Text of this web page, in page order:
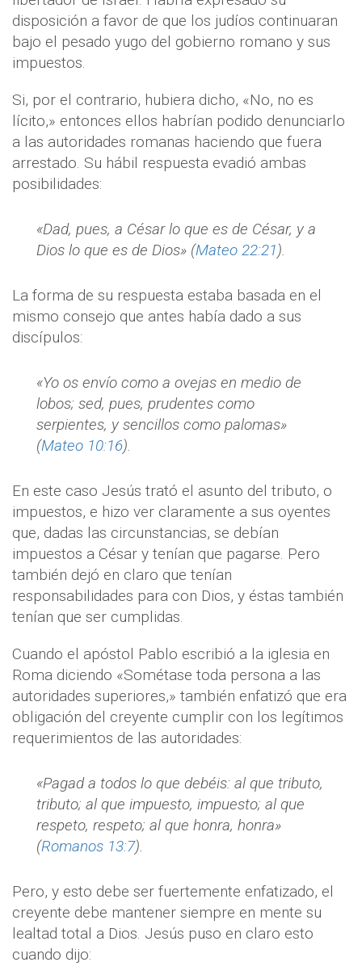
disposición a favor de que los judíos continuaran
bajo el pesado yugo del gobierno romano y sus
impuestos.
Si, por el contrario, hubiera dicho, «No, no es
lícito,» entonces ellos habrían podido denunciarlo
a las autoridades romanas haciendo que fuera
arrestado. Su hábil respuesta evadió ambas
posibilidades:
«Dad, pues, a César lo que es de César, y a
Dios lo que es de Dios» (Mateo 22:21).
La forma de su respuesta estaba basada en el
mismo consejo que antes había dado a sus
discípulos:
«Yo os envío como a ovejas en medio de
lobos; sed, pues, prudentes como
serpientes, y sencillos como palomas»
(Mateo 10:16).
En este caso Jesús trató el asunto del tributo, o
impuestos, e hizo ver claramente a sus oyentes
que, dadas las circunstancias, se debían
impuestos a César y tenían que pagarse. Pero
también dejó en claro que tenían
responsabilidades para con Dios, y éstas también
tenían que ser cumplidas.
Cuando el apóstol Pablo escribió a la iglesia en
Roma diciendo «Sométase toda persona a las
autoridades superiores,» también enfatizó que era
obligación del creyente cumplir con los legítimos
requerimientos de las autoridades:
«Pagad a todos lo que debéis: al que tributo,
tributo; al que impuesto, impuesto; al que
respeto, respeto; al que honra, honra»
(Romanos 13:7).
Pero, y esto debe ser fuertemente enfatizado, el
creyente debe mantener siempre en mente su
lealtad total a Dios. Jesús puso en claro esto
cuando dijo: